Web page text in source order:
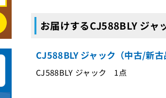
お届けするCJ588BLY ジャ
CJ588BLY ジャック（中古/新
CJ588BLY ジャック 1点